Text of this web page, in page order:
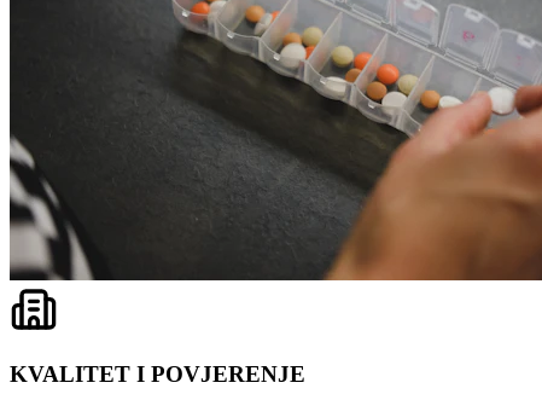
KVALITET I POVJERENJE